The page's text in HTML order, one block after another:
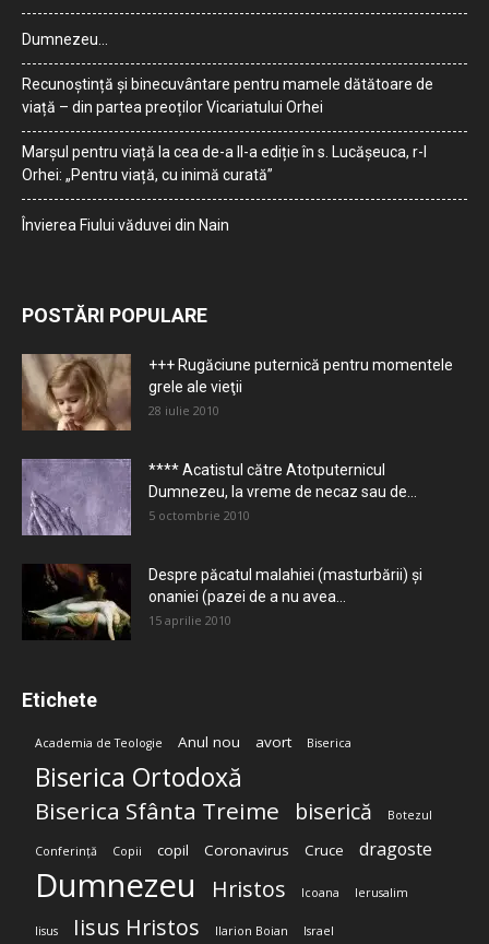
Dumnezeu…
Recunoștință și binecuvântare pentru mamele dătătoare de
viață – din partea preoților Vicariatului Orhei
Marșul pentru viață la cea de-a II-a ediție în s. Lucășeuca, r-l
Orhei: „Pentru viață, cu inimă curată”
Învierea Fiului văduvei din Nain
POSTĂRI POPULARE
+++ Rugăciune puternică pentru momentele
grele ale vieţii
28 iulie 2010
**** Acatistul către Atotputernicul
Dumnezeu, la vreme de necaz sau de...
5 octombrie 2010
Despre păcatul malahiei (masturbării) şi
onaniei (pazei de a nu avea...
15 aprilie 2010
Etichete
Academia de Teologie Anul nou avort Biserica
Biserica Ortodoxă
Biserica Sfânta Treime biserică Botezul
Conferință Copii copil Coronavirus Cruce dragoste
Dumnezeu Hristos Icoana Ierusalim
Iisus Iisus Hristos Ilarion Boian Israel